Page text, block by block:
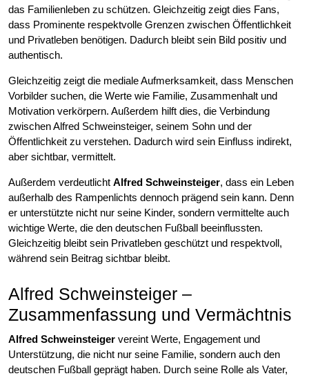
das Familienleben zu schützen. Gleichzeitig zeigt dies Fans,
dass Prominente respektvolle Grenzen zwischen Öffentlichkeit
und Privatleben benötigen. Dadurch bleibt sein Bild positiv und
authentisch.
Gleichzeitig zeigt die mediale Aufmerksamkeit, dass Menschen
Vorbilder suchen, die Werte wie Familie, Zusammenhalt und
Motivation verkörpern. Außerdem hilft dies, die Verbindung
zwischen Alfred Schweinsteiger, seinem Sohn und der
Öffentlichkeit zu verstehen. Dadurch wird sein Einfluss indirekt,
aber sichtbar, vermittelt.
Außerdem verdeutlicht Alfred Schweinsteiger, dass ein Leben
außerhalb des Rampenlichts dennoch prägend sein kann. Denn
er unterstützte nicht nur seine Kinder, sondern vermittelte auch
wichtige Werte, die den deutschen Fußball beeinflussten.
Gleichzeitig bleibt sein Privatleben geschützt und respektvoll,
während sein Beitrag sichtbar bleibt.
Alfred Schweinsteiger –
Zusammenfassung und Vermächtnis
Alfred Schweinsteiger vereint Werte, Engagement und
Unterstützung, die nicht nur seine Familie, sondern auch den
deutschen Fußball geprägt haben. Durch seine Rolle als Vater,